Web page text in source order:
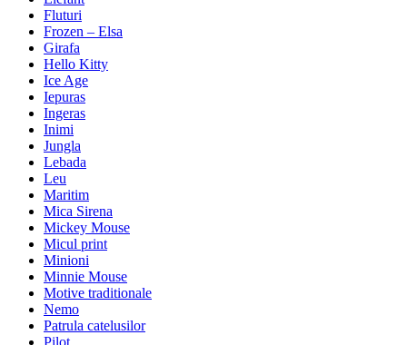
Fluturi
Frozen – Elsa
Girafa
Hello Kitty
Ice Age
Iepuras
Ingeras
Inimi
Jungla
Lebada
Leu
Maritim
Mica Sirena
Mickey Mouse
Micul print
Minioni
Minnie Mouse
Motive traditionale
Nemo
Patrula catelusilor
Pilot